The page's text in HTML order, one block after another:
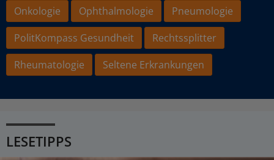
Onkologie
Ophthalmologie
Pneumologie
PolitKompass Gesundheit
Rechtssplitter
Rheumatologie
Seltene Erkrankungen
LESETIPPS